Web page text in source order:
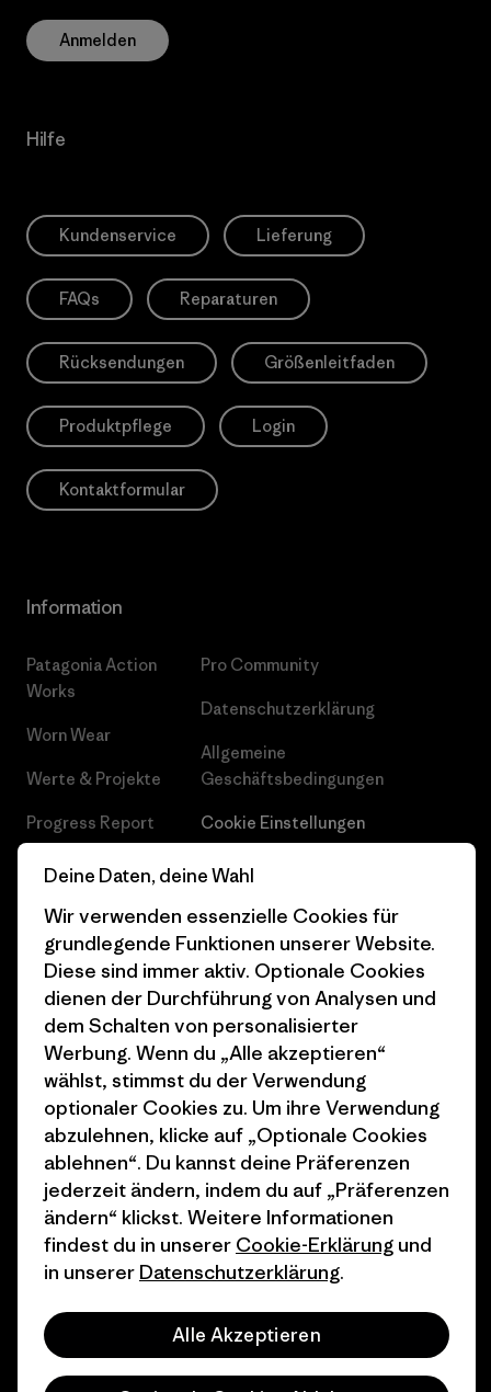
Anmelden
Hilfe
Kundenservice Lieferung
FAQs Reparaturen
Rücksendungen Größenleitfaden
Produktpflege Login
Kontaktformular
Information
Patagonia Action
Works
Worn Wear
Werte & Projekte
Progress Report
Business Unusual
Klimaziele
1% For The Planet
Wie wir finanzieren
Geschenkgutscheine
Stores in deiner
Nähe
Pro Community
Datenschutzerklärung
Allgemeine
Geschäftsbedingungen
Cookie Einstellungen
Karriere
Pressekontakt
Industry program
Affiliate-Programm
Patagonia Deutschland
Seitenverzeichnis
© 2026 Patagonia, Inc. All Rights Reserved.
Deutsch
Deine Daten, deine Wahl
Wir verwenden essenzielle Cookies für
grundlegende Funktionen unserer Website.
Diese sind immer aktiv. Optionale Cookies
dienen der Durchführung von Analysen und
dem Schalten von personalisierter
Werbung. Wenn du „Alle akzeptieren“
wählst, stimmst du der Verwendung
optionaler Cookies zu. Um ihre Verwendung
abzulehnen, klicke auf „Optionale Cookies
ablehnen“. Du kannst deine Präferenzen
jederzeit ändern, indem du auf „Präferenzen
ändern“ klickst. Weitere Informationen
findest du in unserer Cookie-Erklärung und
in unserer Datenschutzerklärung.
Alle Akzeptieren